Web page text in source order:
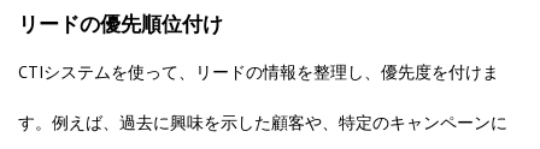
リードの優先順位付け
CTIシステムを使って、リードの情報を整理し、優先度を付けま
す。例えば、過去に興味を示した顧客や、特定のキャンペーンに